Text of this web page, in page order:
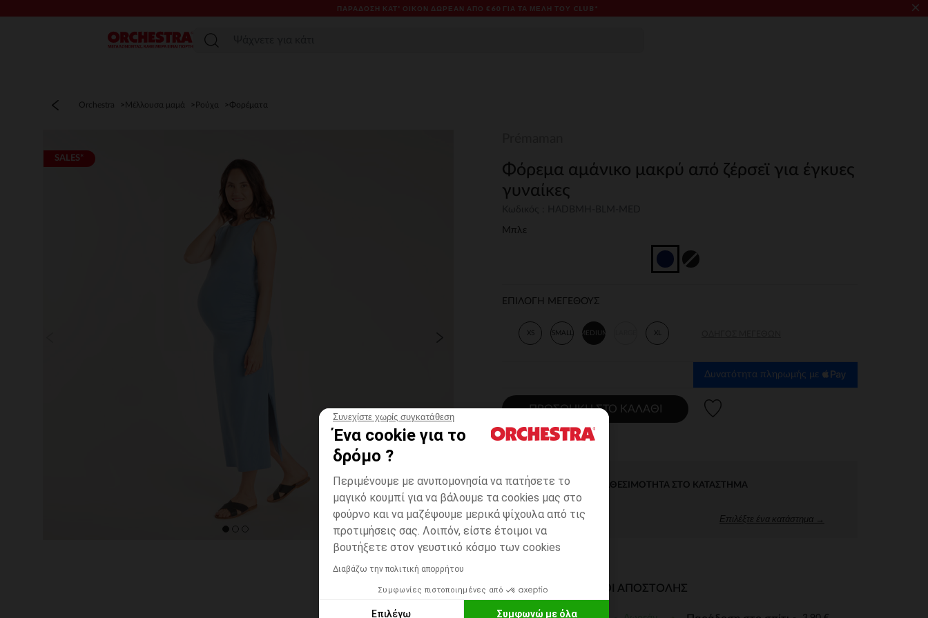
Συνεχίστε χωρίς συγκατάθεση
Ένα cookie για το
δρόμο ?
Περιμένουμε με ανυπομονησία να πατήσετε το
μαγικό κουμπί για να βάλουμε τα cookies μας στο
φούρνο και να μαζέψουμε μερικά ψίχουλα από τις
προτιμήσεις σας. Λοιπόν, είστε έτοιμοι να
βουτήξετε στον γευστικό κόσμο των cookies
Διαβάζω την πολιτική απορρήτου
Συμφωνίες πιστοποιημένες από
Επιλέγω Συμφωνώ με όλα
ΠΑΡΆΔΟΣΗ ΚΑΤ' ΟΊΚΟΝ ΔΩΡΕΑΝ ΑΠΌ €60 ΓΙΑ ΤΑ ΜΈΛΗ ΤΟΥ CLUB* ×
Μενού
Orchestra Μέλλουσα μαμά Ρούχα Φορέματα
SALES*
Φόρεμα αμάνικο μακρύ από ζέρσεϊ για έγκυες
γυναίκες
Μπλε
ΕΠΙΛΟΓΗ ΜΕΓΕΘΟΥΣ
XS SMALL MEDIUM XL
Δυνατότητα πληρωμής με
ΠΡΟΣΘΉΚΗ ΣΤΟ ΚΑΛΆΘΙ
ΆΜΕΣΗ ΔΙΑΘΕΣΙΜΌΤΗΤΑ ΣΤΟ ΚΑΤΆΣΤΗΜΑ
Επιλέξτε ένα κατάστημα →
ΔΙΑΘΈΣΙΜΟΙ ΤΡΌΠΟΙ ΑΠΟΣΤΟΛΉΣ